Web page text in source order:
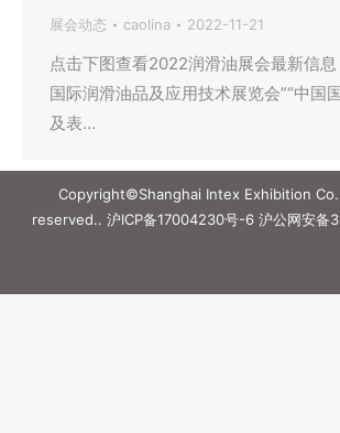
展会动态 caolina 2022-11-21
点击下图查看2022润滑油展会最新信
国际润滑油品及应用技术展览会”“中国
及表…
Copyright©Shanghai Intex Exhibition
reserved.. 沪ICP备17004230号-6沪公网安备